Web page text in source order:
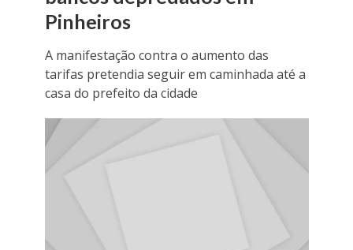
Pinheiros
A manifestação contra o aumento das
tarifas pretendia seguir em caminhada até a
casa do prefeito da cidade